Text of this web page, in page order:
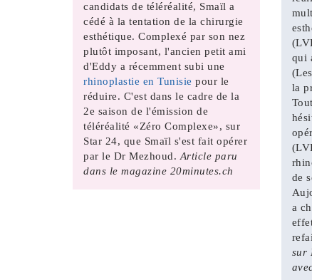
candidats de téléréalité, Smaïl a
cédé à la tentation de la chirurgie
esthétique. Complexé par son nez
plutôt imposant, l'ancien petit ami
d'Eddy a récemment subi une
rhinoplastie en Tunisie pour le
réduire. C'est dans le cadre de la
2e saison de l'émission de
téléréalité «Zéro Complexe», sur
Star 24, que Smaïl s'est fait opérer
par le Dr Mezhoud. Article paru
dans le magazine 20minutes.ch
qui
la
de
a
sur